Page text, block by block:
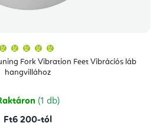
Fork Vibration Feet Vibrációs láb
hangvillához
átlagos
értékelése
csillag.
(1 db)
Ft6 200-tól